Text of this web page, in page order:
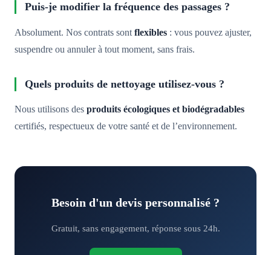
Puis-je modifier la fréquence des passages ?
Absolument. Nos contrats sontflexibles : vous pouvez ajuster,
suspendre ou annuler à tout moment, sans frais.
Quels produits de nettoyage utilisez-vous ?
Nous utilisons des produits écologiques et biodégradables
certifiés, respectueux de votre santé et de l’environnement.
Besoin d'un devis personnalisé ?
Gratuit, sans engagement, réponse sous 24h.